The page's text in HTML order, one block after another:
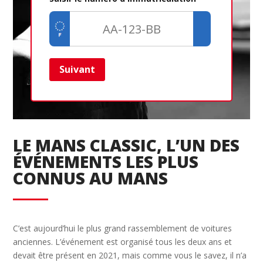
Suivant
LE MANS CLASSIC, L’UN DES
ÉVÉNEMENTS LES PLUS
CONNUS AU MANS
C’est aujourd’hui le plus grand rassemblement de voitures
anciennes. L’événement est organisé tous les deux ans et
devait être présent en 2021, mais comme vous le savez, il n’a